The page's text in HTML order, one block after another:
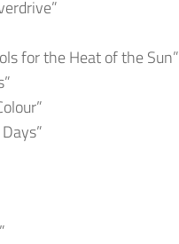
for the Heat of the Sun”